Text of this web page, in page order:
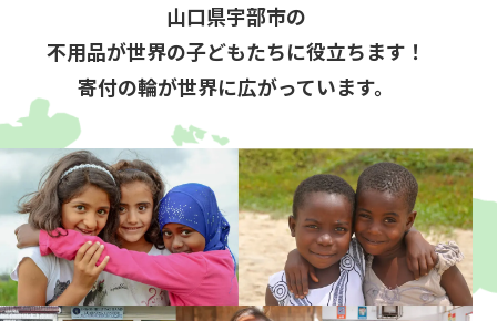
山口県宇部市の
不用品が世界の子どもたちに役立ちます！
寄付の輪が世界に広がっています。